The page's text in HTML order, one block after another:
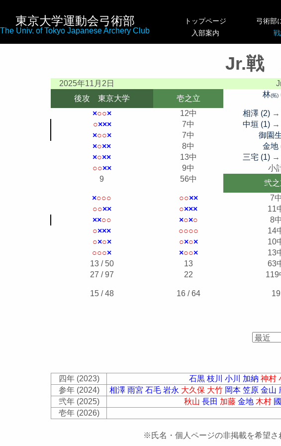
東京大学運動会弓術部
The Univ. of Tokyo Japanese Archery Club
トップページ 弓術部
入部案内
Jr.戦
2025年11月2日
後攻 東京大学
壱之立 林(拓)
×○○× 12中 相澤 (2)
○××× 7中 中垣 (1)
×○○× 7中 御園
×○×× 8中 金地
×○×× 13中 三宅 (1)
○○×× 9中 小
9
56中 弐
×○○○ ○○×× 7中
○○×× ○××× 11
××○○ ×○×○ 8中
○××× ○○○○ 14
○×○× ○×○× 10
○○○× ×○○× 13
13 / 50
13 63
27 / 97
22 119
15 / 48 16 / 64 19
四年 (2023) 石黒 枝川 小川 加納 神村
参年 (2024) 相澤 雨宮 石毛 岩永 大久保 大竹 岡本 笠原 金山
弐年 (2025)
秋山 長田 加藤 金地 木村
壱年 (2026)
※氏名・個人ページの非掲載を希望さ